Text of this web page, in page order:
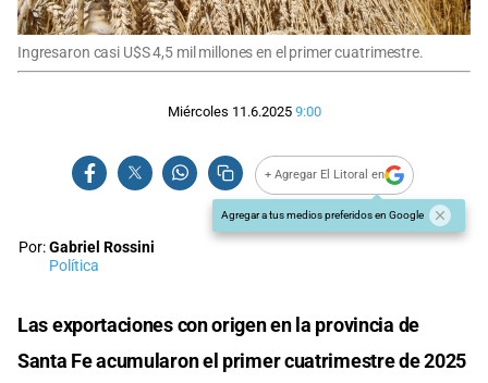
Ingresaron casi U$S 4,5 mil millones en el primer cuatrimestre.
Miércoles 11.6.2025 9:00
+ Agregar El Litoral en
Agregar a tus medios preferidos en Google
Por:Gabriel Rossini
Política
Las exportaciones con origen en la provincia de
Santa Fe acumularon el primer cuatrimestre de 2025